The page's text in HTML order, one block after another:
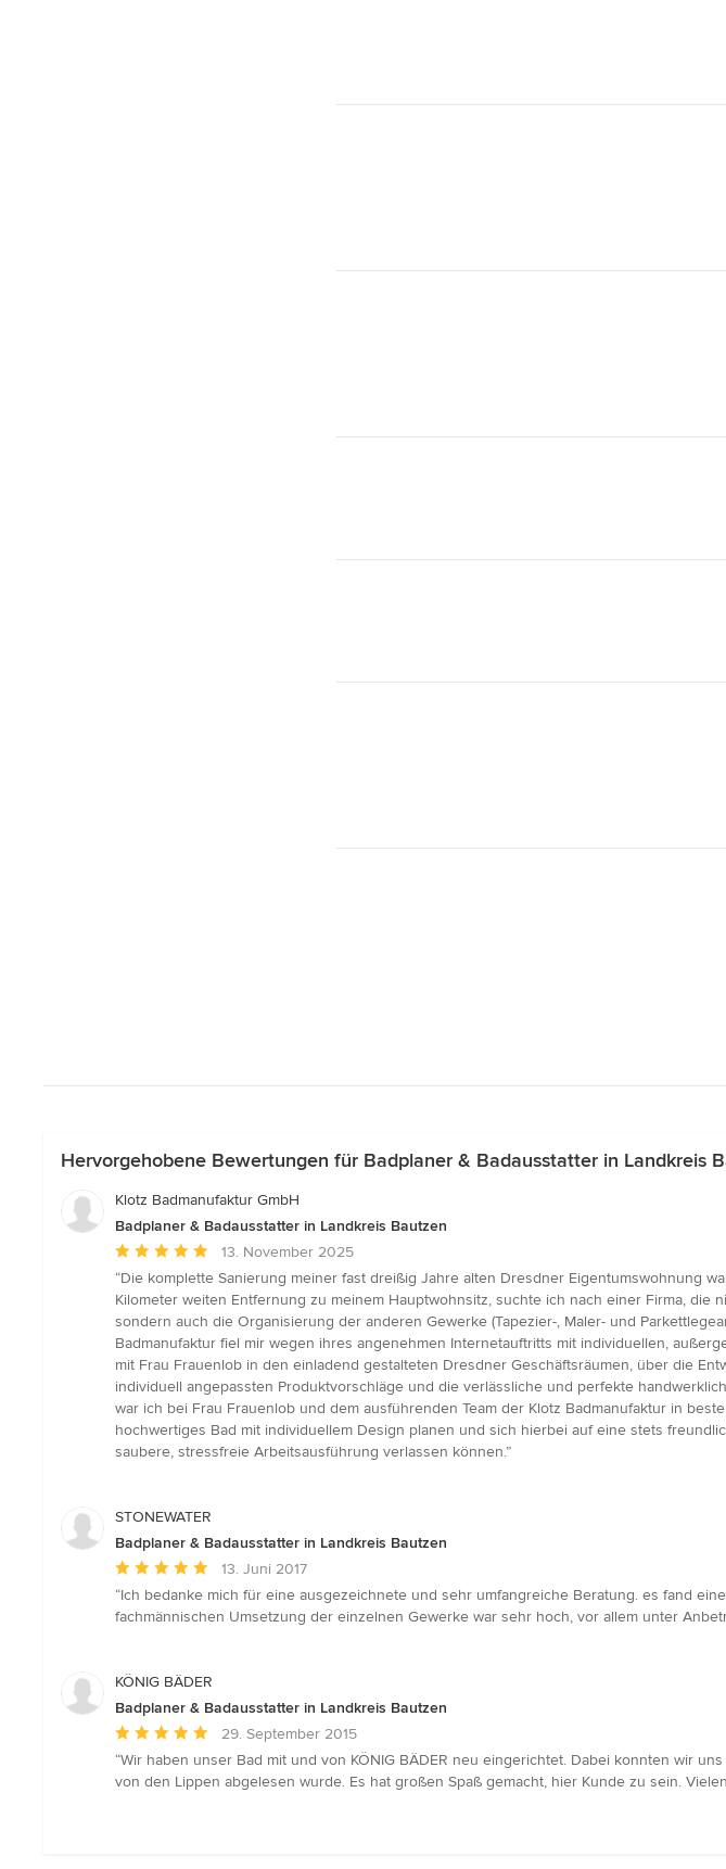
Hervorgehobene Bewertungen für Badplaner & Badausstatter in Landkreis
Klotz Badmanufaktur GmbH
Badplaner & Badausstatter in Landkreis Bautzen
Durchschnittliche
Bewertung:
5
von
5
Sternen
13. November 2025
“Die komplette Sanierung meiner fast dreißig Jahre alten Dresdner Eigentumswohnung
Kilometer weiten Entfernung zu meinem Hauptwohnsitz, suchte ich nach einer Firma,
sondern auch die Organisierung der anderen Gewerke (Tapezier-, Maler- und
Badmanufaktur fiel mir wegen ihres angenehmen Internetauftritts mit individuellen,
mit Frau Frauenlob in den einladend gestalteten Dresdner Geschäftsräumen, über die
individuell angepassten Produktvorschläge und die verlässliche und perfekte
war ich bei Frau Frauenlob und dem ausführenden Team der Klotz Badmanufaktur in
hochwertiges Bad mit individuellem Design planen und sich hierbei auf eine stets
saubere, stressfreie Arbeitsausführung verlassen können.”
STONEWATER
Badplaner & Badausstatter in Landkreis Bautzen
Durchschnittliche
Bewertung:
5
Sternen
13. Juni 2017
“Ich bedanke mich für eine ausgezeichnete und sehr umfangreiche Beratung. es fand
fachmännischen Umsetzung der einzelnen Gewerke war sehr hoch, vor allem unter
KÖNIG BÄDER
Badplaner & Badausstatter in Landkreis Bautzen
Durchschnittliche
Bewertung:
5
29. September 2015
“Wir haben unser Bad mit und von KÖNIG BÄDER neu eingerichtet. Dabei konnten wir
von den Lippen abgelesen wurde. Es hat großen Spaß gemacht, hier Kunde zu sein.